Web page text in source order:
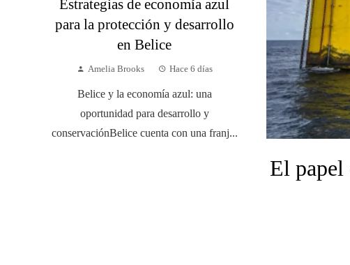
El papel
Estrategias de economía azul
para la protección y desarrollo
en Belice
Amelia Brooks Hace 6 días
Belice y la economía azul: una
oportunidad para desarrollo y
conservaciónBelice cuenta con una franj...